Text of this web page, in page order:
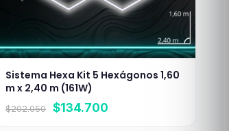
Sistema Hexa Kit 5 Hexágonos 1,60
m x 2,40 m (161W)
$202.050
El
$134.700